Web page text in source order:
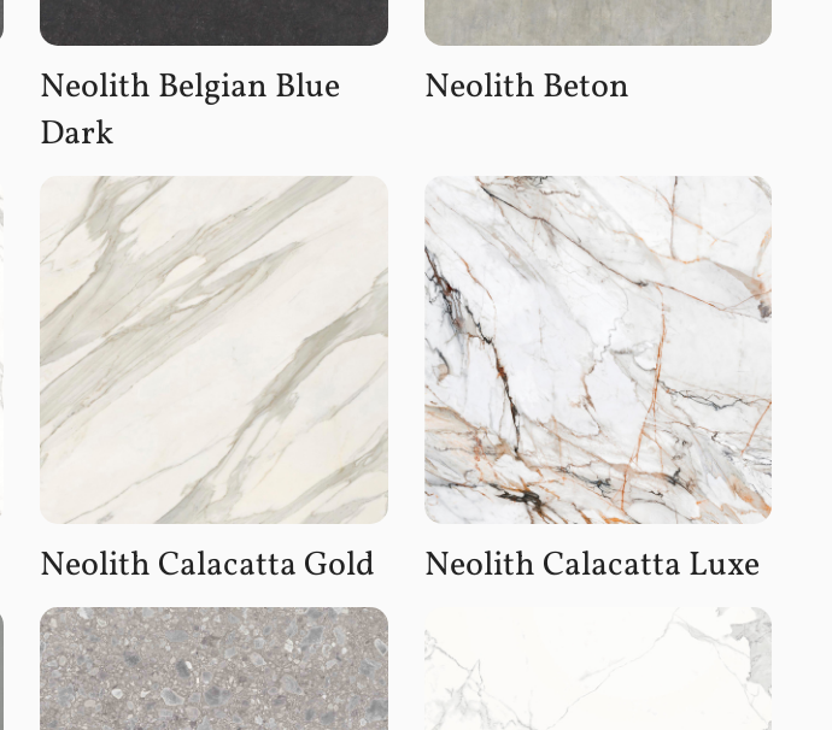
Neolith Belgian Blue
Dark
Neolith Beton
Neolith Calacatta Gold Neolith Calacatta Luxe